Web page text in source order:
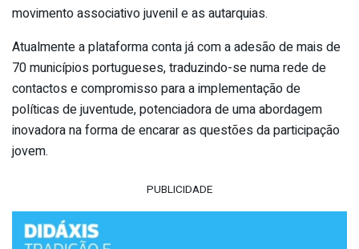
movimento associativo juvenil e as autarquias.
Atualmente a plataforma conta já com a adesão de mais de
70 municípios portugueses, traduzindo-se numa rede de
contactos e compromisso para a implementação de
políticas de juventude, potenciadora de uma abordagem
inovadora na forma de encarar as questões da participação
jovem.
PUBLICIDADE